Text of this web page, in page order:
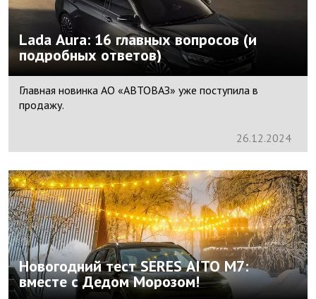
Lada Aura: 16 главных вопросов (и
подробных ответов)
Главная новинка АО «АВТОВАЗ» уже поступила в
продажу.
26.12.2024
Новогодний тест SERES AITO M7:
вместе с Дедом Морозом!